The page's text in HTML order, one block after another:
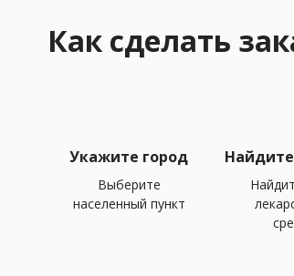
Как сделать
Укажите город
Выберите
населенный пункт